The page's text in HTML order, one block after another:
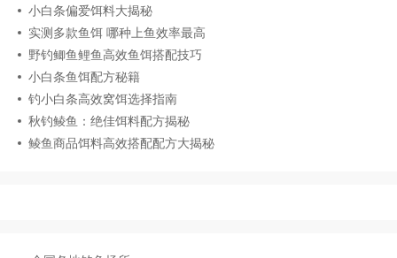
小白条偏爱饵料大揭秘
实测多款鱼饵 哪种上鱼效率最高
野钓鲫鱼鲤鱼高效鱼饵搭配技巧
小白条鱼饵配方秘籍
钓小白条高效窝饵选择指南
秋钓鲮鱼：绝佳饵料配方揭秘
鲮鱼商品饵料高效搭配配方大揭秘